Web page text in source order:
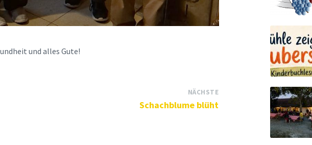
und alles Gute!
NÄCHSTE
Schachblume blüht